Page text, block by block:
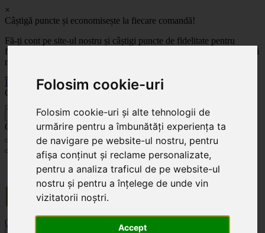
Folosim cookie-uri
Folosim cookie-uri și alte tehnologii de
urmărire pentru a îmbunătăți experiența ta
de navigare pe website-ul nostru, pentru
afișa conținut și reclame personalizate,
pentru a analiza traficul de pe website-ul
nostru și pentru a înțelege de unde vin
vizitatorii noștri.
Accept
×
Câștigă puncte și economisește la fiecare comandă!
Fă-ți cont pe site-ul nostru și câștigi puncte de fidelitate pentru
fiecare comandă! Cu cât comanzi mai mult, cu atât economisești mai
mult!
Înregistrează-te acum
Celoplast
Celoplast
Transportul este GRATUIT pentru comenzile mai mari de 350 Lei. Comanda minimă în
valoare de 100 Lei. Expediere în 1 - 2 zile lucrătoare.
0